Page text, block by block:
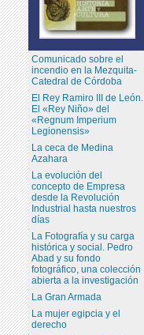
Comunicado sobre el
incendio en la Mezquita-
Catedral de Córdoba
El Rey Ramiro III de León.
El «Rey Niño» del
«Regnum Imperium
Legionensis»
La ceca de Medina
Azahara
La evolución del
concepto de Empresa
desde la Revolución
Industrial hasta nuestros
días
La Fotografía y su carga
histórica y social. Pedro
Abad y su fondo
fotográfico, una colección
abierta a la investigación
La Gran Armada
La mujer egipcia y el
derecho